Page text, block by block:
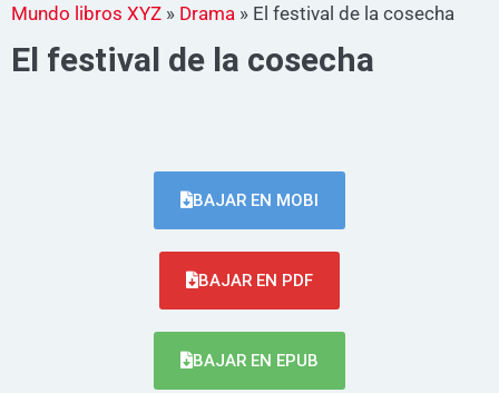
Mundo libros XYZ » Drama » El festival de la cosecha
El festival de la cosecha
BAJAR EN MOBI
BAJAR EN PDF
BAJAR EN EPUB